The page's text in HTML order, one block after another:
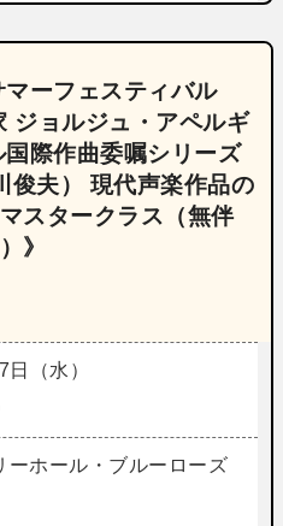
ーフェスティバル
ジョルジュ・アペルギ
際作曲委嘱シリーズ
俊夫） 現代声楽作品の
スタークラス（無伴
》
（水）
ーホール・ブルーローズ